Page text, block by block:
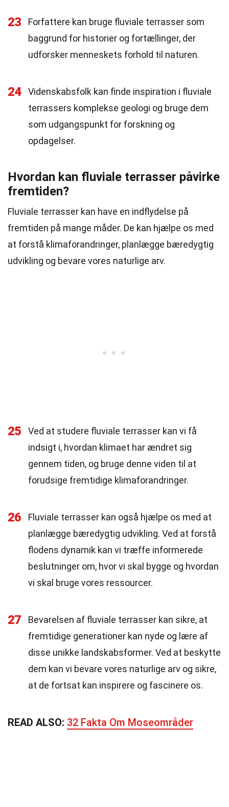
23
Forfattere kan bruge fluviale terrasser som
baggrund for historier og fortællinger, der
udforsker menneskets forhold til naturen.
24
Videnskabsfolk kan finde inspiration i fluviale
terrassers komplekse geologi og bruge dem
som udgangspunkt for forskning og
opdagelser.
Hvordan kan fluviale terrasser påvirke
fremtiden?
Fluviale terrasser kan have en indflydelse på
fremtiden på mange måder. De kan hjælpe os med
at forstå klimaforandringer, planlægge bæredygtig
udvikling og bevare vores naturlige arv.
25
Ved at studere fluviale terrasser kan vi få
indsigt i, hvordan klimaet har ændret sig
gennem tiden, og bruge denne viden til at
forudsige fremtidige klimaforandringer.
26
Fluviale terrasser kan også hjælpe os med at
planlægge bæredygtig udvikling. Ved at forstå
flodens dynamik kan vi træffe informerede
beslutninger om, hvor vi skal bygge og hvordan
vi skal bruge vores ressourcer.
27
Bevarelsen af fluviale terrasser kan sikre, at
fremtidige generationer kan nyde og lære af
disse unikke landskabsformer. Ved at beskytte
dem kan vi bevare vores naturlige arv og sikre,
at de fortsat kan inspirere og fascinere os.
READ ALSO: 32 Fakta Om Moseområder